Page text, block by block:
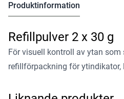
Produktinformation
Refillpulver 2 x 30 g
För visuell kontroll av ytan som
refillförpackning för ytindikator,